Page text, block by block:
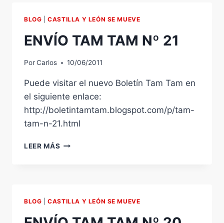
CONGRESO
INTERNACIONAL:
BLOG |CASTILLA Y LEÓN SE MUEVE
ENVÍO TAM TAM Nº 21
PorCarlos 10/06/2011
Puede visitar el nuevo Boletín Tam Tam en
el siguiente enlace:
http://boletintamtam.blogspot.com/p/tam-
tam-n-21.html
LEER MÁS ENVÍO
BLOG |CASTILLA Y LEÓN SE MUEVE